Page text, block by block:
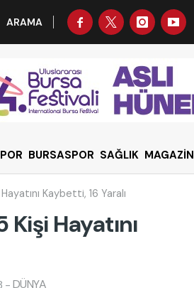
ARAMA
BURSASPOR SAĞLIK MAGAZİN
Kaybetti, 16 Yaralı
Hayatını
-DÜNYA